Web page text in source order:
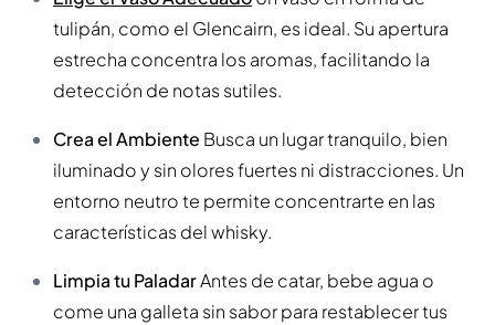
tulipán, como el Glencairn, es ideal. Su apertura
estrecha concentra los aromas, facilitando la
detección de notas sutiles.
Crea el Ambiente Busca un lugar tranquilo, bien
iluminado y sin olores fuertes ni distracciones. Un
entorno neutro te permite concentrarte en las
características del whisky.
Limpia tu PaladarAntes de catar, bebe agua o
come una galleta sin sabor para restablecer tus